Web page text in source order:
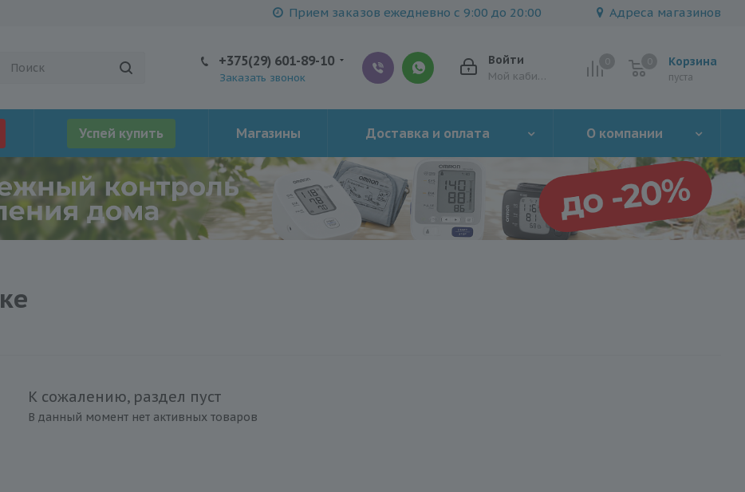
Прием заказов ежедневно с 9:00 до 20:00 Адреса магазинов
Корзина
пуста
Войти
Мой кабинет
+375(29) 601-89-10
Заказать звонок
Успей купить Магазины Доставка и оплата О компании
К сожалению, раздел пуст
В данный момент нет активных товаров